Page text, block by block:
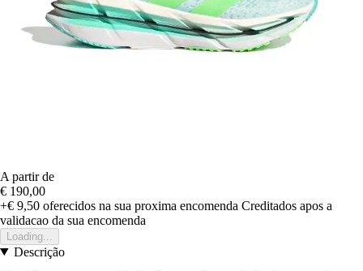
A partir de
€ 190,00
+€ 9,50 oferecidos na sua proxima encomenda Creditados apos a
validacao da sua encomenda
Loading...
Descrição